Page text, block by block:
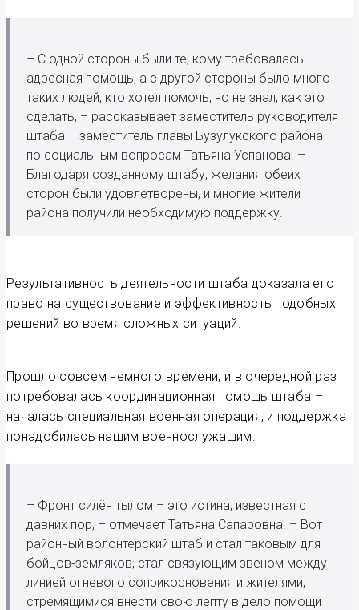
– С одной стороны были те, кому требовалась
адресная помощь, а с другой стороны было много
таких людей, кто хотел помочь, но не знал, как это
сделать, – рассказывает заместитель руководителя
штаба – заместитель главы Бузулукского района
по социальным вопросам Татьяна Успанова. –
Благодаря созданному штабу, желания обеих
сторон были удовлетворены, и многие жители
района получили необходимую поддержку.
Результативность деятельности штаба доказала его
право на существование и эффективность подобных
решений во время сложных ситуаций.
Прошло совсем немного времени, и в очередной раз
потребовалась координационная помощь штаба –
началась специальная военная операция, и поддержка
понадобилась нашим военнослужащим.
– Фронт силён тылом – это истина, известная с
давних пор, – отмечает Татьяна Сапаровна. – Вот
районный волонтёрский штаб и стал таковым для
бойцов-земляков, стал связующим звеном между
линией огневого соприкосновения и жителями,
стремящимися внести свою лепту в дело помощи